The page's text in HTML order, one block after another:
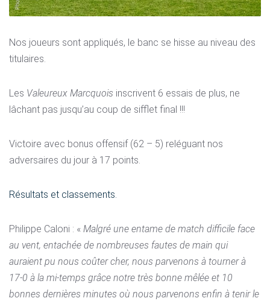
Nos joueurs sont appliqués, le banc se hisse au niveau des
titulaires.
Les Valeureux Marcquois inscrivent 6 essais de plus, ne
lâchant pas jusqu’au coup de sifflet final !!!
Victoire avec bonus offensif (62 – 5) reléguant nos
adversaires du jour à 17 points.
Résultats et classements.
Philippe Caloni : « Malgré une entame de match difficile face
au vent, entachée de nombreuses fautes de main qui
auraient pu nous coûter cher, nous parvenons à tourner à
17-0 à la mi-temps grâce notre très bonne mêlée et 10
bonnes dernières minutes où nous parvenons enfin à tenir le